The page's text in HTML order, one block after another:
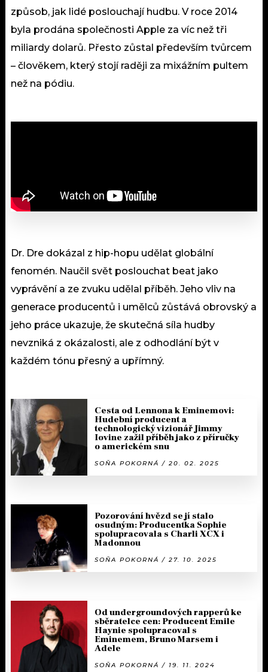
způsob, jak lidé poslouchají hudbu. V roce 2014
byla prodána společnosti Apple za víc než tři
miliardy dolarů. Přesto zůstal především tvůrcem
– člověkem, který stojí raději za mixážním pultem
než na pódiu.
Dr. Dre dokázal z hip-hopu udělat globální
fenomén. Naučil svět poslouchat beat jako
vyprávění a ze zvuku udělal příběh. Jeho vliv na
generace producentů i umělců zůstává obrovský a
jeho práce ukazuje, že skutečná síla hudby
nevzniká z okázalosti, ale z odhodlání být v
každém tónu přesný a upřímný.
Cesta od Lennona k Eminemovi:
Hudební producent a
technologický vizionář Jimmy
Iovine zažil příběh jako z příručky
o americkém snu
SOŇA POKORNÁ / 20. 02. 2025
Pozorování hvězd se jí stalo
osudným: Producentka Sophie
spolupracovala s Charli XCX i
Madonnou
SOŇA POKORNÁ / 27. 10. 2025
Od undergroundových rapperů ke
sběratelce cen: Producent Emile
Haynie spolupracoval s
Eminemem, Bruno Marsem i
Adele
SOŇA POKORNÁ / 19. 11. 2024